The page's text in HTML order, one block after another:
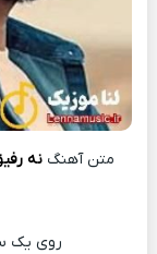
متن آهنگ نه
روی یک